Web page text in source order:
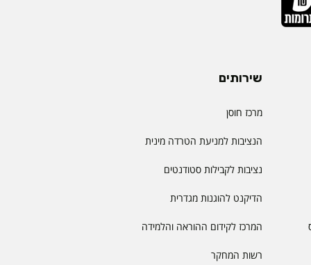
שירותים
מרכז חוסן
הנציבות למניעת הטרדה מינית
נציבות לקבילות סטודנטים
הדיקנט להוגנות מגדרית
המרכז לקידום ההוראה והלמידה
רשות המחקר